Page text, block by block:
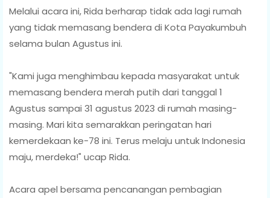
Melalui acara ini, Rida berharap tidak ada lagi rumah
yang tidak memasang bendera di Kota Payakumbuh
selama bulan Agustus ini.
"Kami juga menghimbau kepada masyarakat untuk
memasang bendera merah putih dari tanggal 1
Agustus sampai 31 agustus 2023 di rumah masing-
masing. Mari kita semarakkan peringatan hari
kemerdekaan ke-78 ini. Terus melaju untuk Indonesia
maju, merdeka!" ucap Rida.
Acara apel bersama pencanangan pembagian